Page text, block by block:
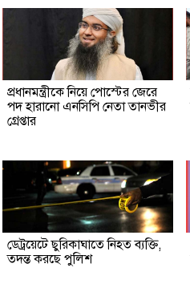
প্রধানমন্ত্রীকে নিয়ে পোস্টের জেরে
পদ হারানো এনসিপি নেতা তানভীর
গ্রেপ্তার
ডেট্রয়েটে ছুরিকাঘাতে নিহত ব্যক্তি,
তদন্ত করছে পুলিশ